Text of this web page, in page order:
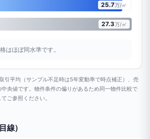
25.7万/㎡
27.3万/㎡
はほぼ同水準です。
引平均（サンプル不足時は5年変動率で時点補正）、売
央値です。物件条件の偏りがあるため同一物件比較で
ご参照ください。
線）